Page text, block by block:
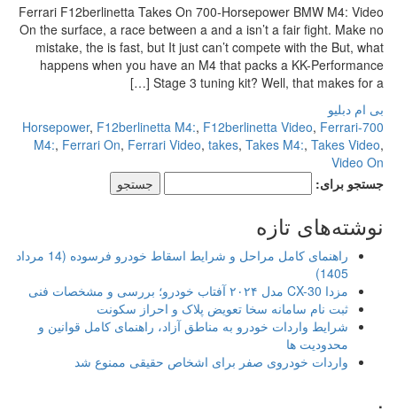
Ferrari F12berlinetta Takes On 700-Horsepower BMW M4: Video
On the surface, a race between a and a isn’t a fair fight. Make no
mistake, the is fast, but It just can’t compete with the But, what
happens when you have an M4 that packs a KK-Performance
Stage 3 tuning kit? Well, that makes for a […]
بی ام دبلیو
700-Horsepower
,F12berlinetta M4:,F12berlinetta Video,Ferrari
M4:,Ferrari On,Ferrari Video,takes,Takes M4:,Takes Video
Video On
جستجو برای:
نوشته‌های تازه
راهنمای کامل مراحل و شرایط اسقاط خودرو فرسوده (14 مرداد
1405)
مزدا CX-30 مدل ۲۰۲۴ آفتاب خودرو؛ بررسی و مشخصات فنی
ثبت نام سامانه سخا تعویض پلاک و احراز سکونت
شرایط واردات خودرو به مناطق آزاد، راهنمای کامل قوانین و
محدودیت ها
واردات خودروی صفر برای اشخاص حقیقی ممنوع شد